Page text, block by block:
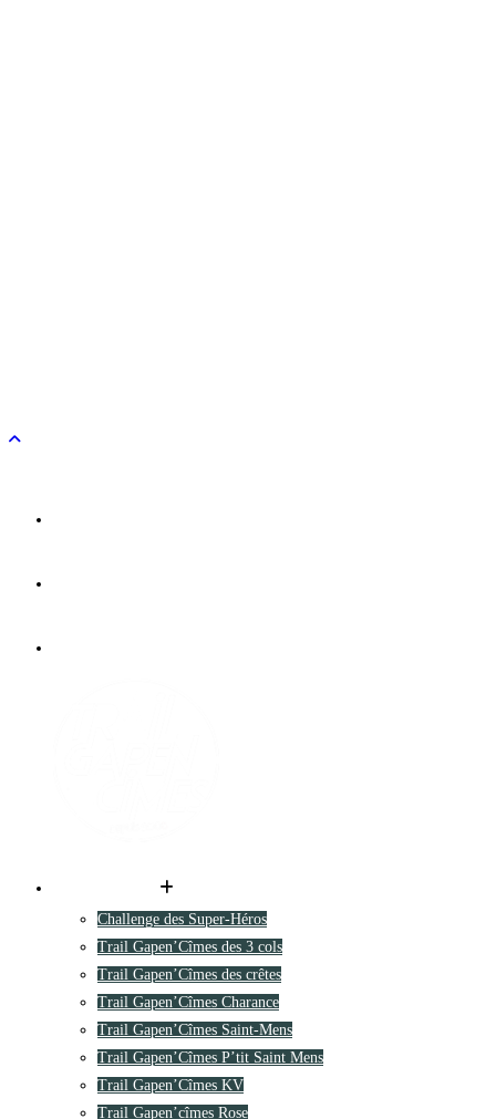
Challenge des Super-Héros
Trail Gapen’Cîmes des 3 cols
Trail Gapen’Cîmes des crêtes
Trail Gapen’Cîmes Charance
Trail Gapen’Cîmes Saint-Mens
Trail Gapen’Cîmes P’tit Saint Mens
Trail Gapen’Cîmes KV
Trail Gapen’cîmes Rose